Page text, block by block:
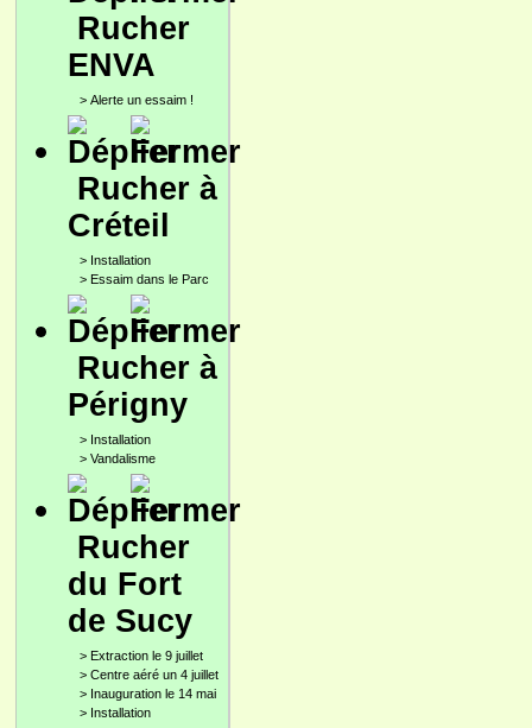
Rucher
ENVA
> Alerte un essaim !
Rucher à
Créteil
> Installation
> Essaim dans le Parc
Rucher à
Périgny
> Installation
> Vandalisme
Rucher
du Fort
de Sucy
> Extraction le 9 juillet
> Centre aéré un 4 juillet
> Inauguration le 14 mai
> Installation